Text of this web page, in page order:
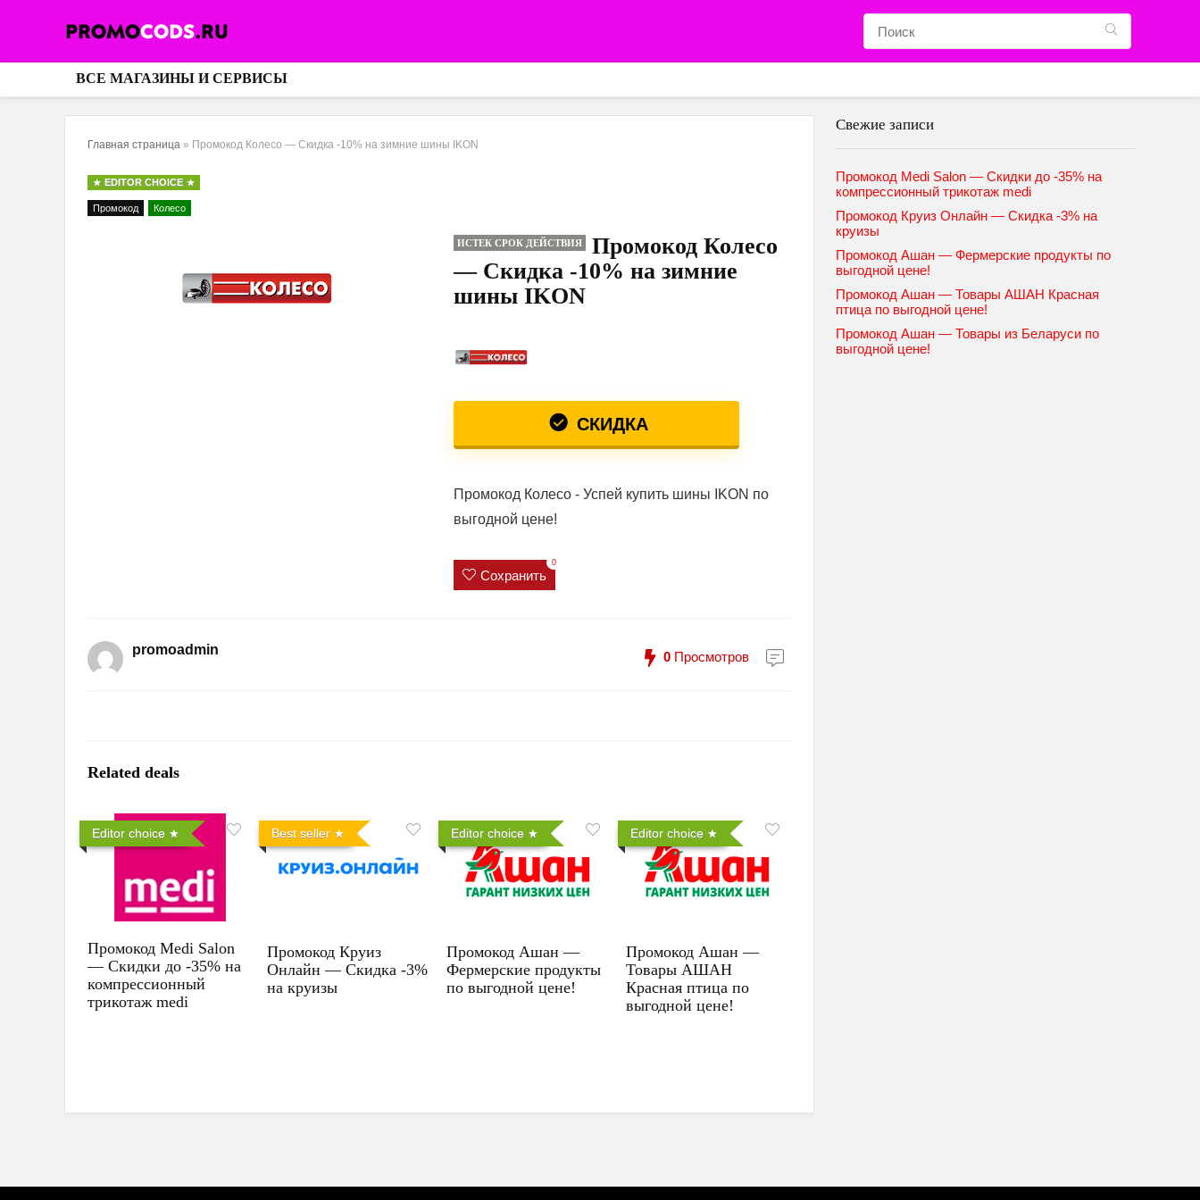
ВСЕ МАГАЗИНЫ И СЕРВИСЫ
Главная страница » Промокод Колесо — Скидка -10% на зимние шины IKON
EDITOR CHOICE
Промокод Колесо
ИСТЕК СРОК ДЕЙСТВИЯ
Промокод Колесо
— Скидка -10% на зимние
шины IKON
СКИДКА
Промокод Колесо - Успей купить шины IKON по
выгодной цене!
Сохранить
0
promoadmin 0 Просмотров
Related deals
Editor choice
Промокод Medi Salon
— Скидки до -35% на
компрессионный
трикотаж medi
Best seller
Промокод Круиз
Онлайн — Скидка -3%
на круизы
Editor choice
Промокод Ашан —
Фермерские продукты
по выгодной цене!
Editor choice
Промокод Ашан —
Товары АШАН
Красная птица по
выгодной цене!
Свежие записи
Промокод Medi Salon — Скидки до -35% на
компрессионный трикотаж medi
Промокод Круиз Онлайн — Скидка -3% на
круизы
Промокод Ашан — Фермерские продукты по
выгодной цене!
Промокод Ашан — Товары АШАН Красная
птица по выгодной цене!
Промокод Ашан — Товары из Беларуси по
выгодной цене!